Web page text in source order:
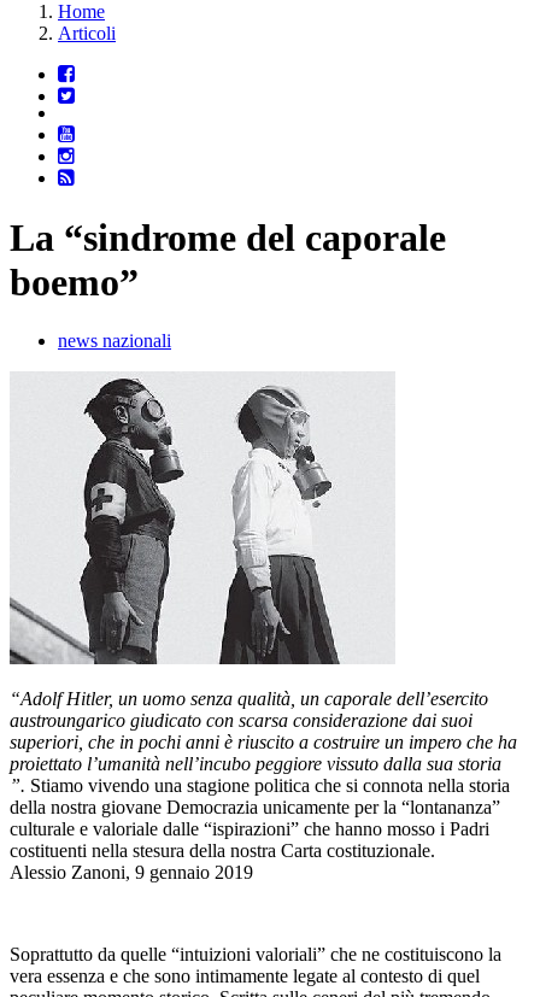
Home
Articoli
La “sindrome del caporale
boemo”
news nazionali
“Adolf Hitler, un uomo senza qualità, un caporale dell’esercito
austroungarico giudicato con scarsa considerazione dai suoi
superiori, che in pochi anni è riuscito a costruire un impero che ha
proiettato l’umanità nell’incubo peggiore vissuto dalla sua storia
”. Stiamo vivendo una stagione politica che si connota nella storia
della nostra giovane Democrazia unicamente per la “lontananza”
culturale e valoriale dalle “ispirazioni” che hanno mosso i Padri
costituenti nella stesura della nostra Carta costituzionale.
Alessio Zanoni, 9 gennaio 2019
Soprattutto da quelle “intuizioni valoriali” che ne costituiscono la
vera essenza e che sono intimamente legate al contesto di quel